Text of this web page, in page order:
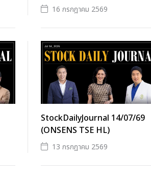
16 กรกฎาคม 2569
StockDailyJournal 14/07/69
(ONSENS TSE HL)
13 กรกฎาคม 2569